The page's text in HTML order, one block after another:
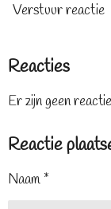
Verstuur reactie
Reacties
Er zijn geen
Reactie
Naam *